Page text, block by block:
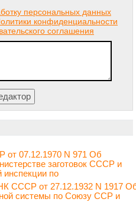
персональных данных
конфиденциальности
соглашения
от 07.12.1970 N 971 Об
заготовок СССР и
инспекции по
СССР от 27.12.1932 N 1917
системы по Союзу ССР и